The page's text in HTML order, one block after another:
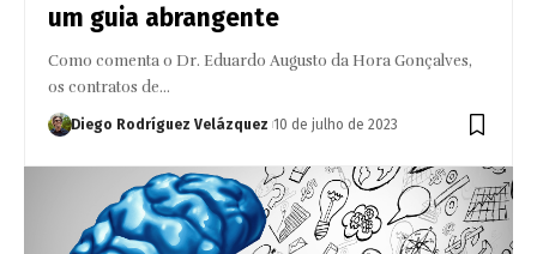
um guia abrangente
Como comenta o Dr. Eduardo Augusto da Hora Gonçalves,
os contratos de…
Diego Rodríguez Velázquez 10 de julho de 2023